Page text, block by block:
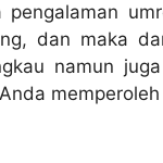
dan maka
namun